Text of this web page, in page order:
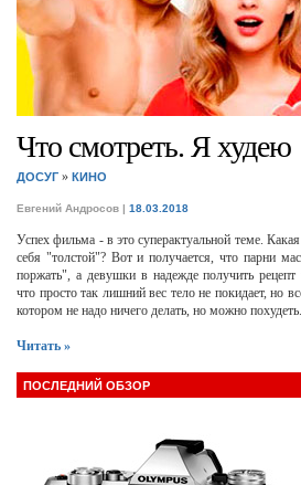
Что смотреть. Я худею
ДОСУГ » КИНО
Евгений Андросов | 18.03.2018
Успех фильма - в это суперактуальной теме.
себя "толстой"? Вот и получается, что парни
поржать", а девушки в надежде получить рецепт
что просто так лишний вес тело не покидает, но
котором не надо ничего делать, но можно
Читать »
ПОСЛЕДНИЙ ОБЗОР